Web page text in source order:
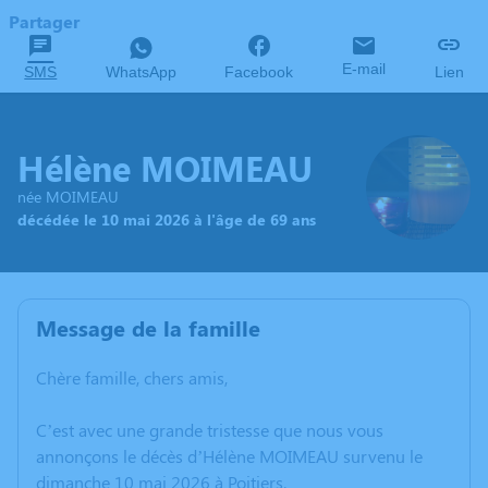
Partager
SMS WhatsApp Facebook E-mail Lien
Hélène MOIMEAU
née MOIMEAU
décédée le 10 mai 2026 à l'âge de 69 ans
Message de la famille
Chère famille, chers amis,
C’est avec une grande tristesse que nous vous
annonçons le décès d’Hélène MOIMEAU survenu le
dimanche 10 mai 2026 à Poitiers.